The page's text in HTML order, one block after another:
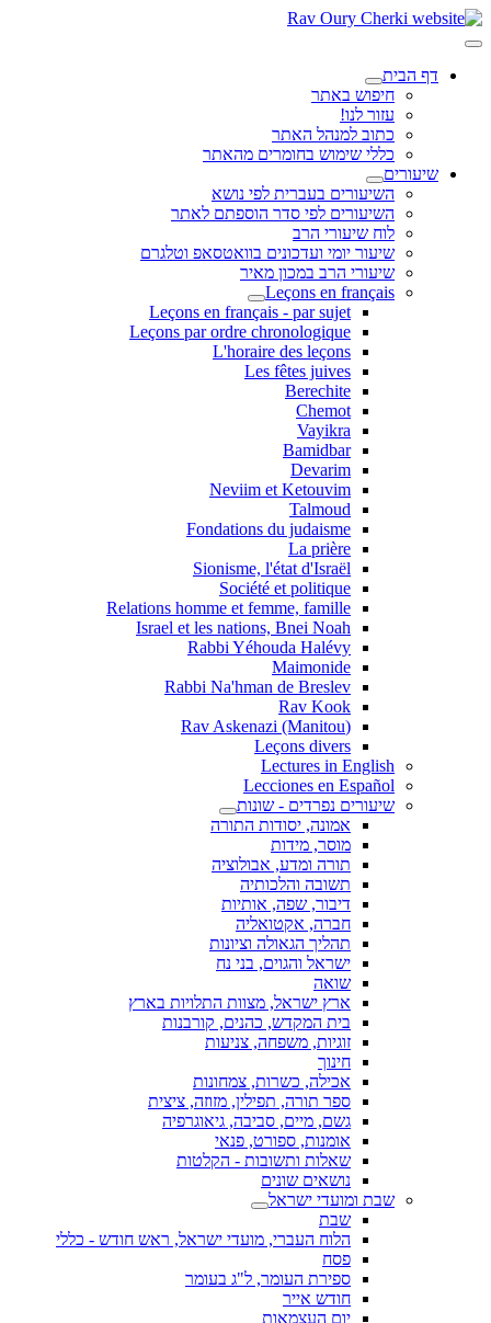
דף הבית
חיפוש באתר
עזור לנו!
כתוב למנהל האתר
כללי שימוש בחומרים מהאתר
שיעורים
השיעורים בעברית לפי נושא
השיעורים לפי סדר הוספתם לאתר
לוח שיעורי הרב
שיעור יומי ועדכונים בוואטסאפ וטלגרם
שיעורי הרב במכון מאיר
Leçons en français
Leçons en français - par sujet
Leçons par ordre chronologique
L'horaire des leçons
Les fêtes juives
Berechite
Chemot
Vayikra
Bamidbar
Devarim
Neviim et Ketouvim
Talmoud
Fondations du judaisme
La prière
Sionisme, l'état d'Israël
Société et politique
Relations homme et femme, famille
Israel et les nations, Bnei Noah
Rabbi Yéhouda Halévy
Maimonide
Rabbi Na'hman de Breslev
Rav Kook
(Rav Askenazi (Manitou
Leçons divers
Lectures in English
Lecciones en Español
שיעורים נפרדים - שונות
אמונה, יסודות התורה
מוסר, מידות
תורה ומדע, אבולוציה
תשובה והלכותיה
דיבור, שפה, אותיות
חברה, אקטואליה
תהליך הגאולה וציונות
ישראל והגוים, בני נח
שואה
ארץ ישראל, מצוות התלויות בארץ
בית המקדש, כהנים, קורבנות
זוגיות, משפחה, צניעות
חינוך
אכילה, כשרות, צמחונות
ספר תורה, תפילין, מזוזה, ציצית
גשם, מיים, סביבה, גיאוגרפיה
אומנות, ספורט, פנאי
שאלות ותשובות - הקלטות
נושאים שונים
שבת ומועדי ישראל
שבת
הלוח העברי, מועדי ישראל, ראש חודש - כללי
פסח
ספירת העומר, ל"ג בעומר
חודש אייר
יום העצמאות